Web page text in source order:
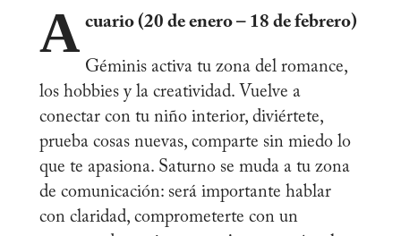
A cuario (20 de enero – 18 de febrero)
Géminis activa tu zona del romance,
los hobbies y la creatividad. Vuelve a
conectar con tu niño interior, diviértete,
prueba cosas nuevas, comparte sin miedo lo
que te apasiona. Saturno se muda a tu zona
de comunicación: será importante hablar
con claridad, comprometerte con un